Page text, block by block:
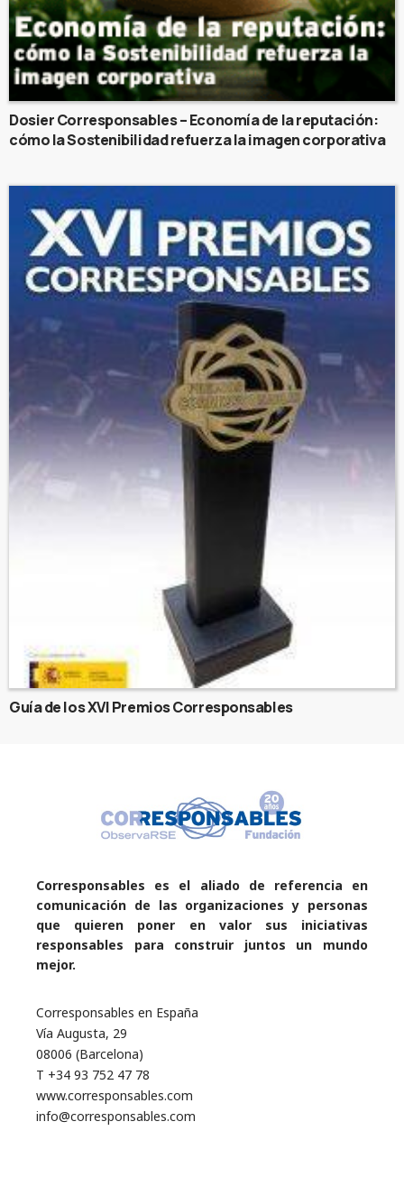
Dosier Corresponsables – Economía de la reputación:
cómo la Sostenibilidad refuerza la imagen corporativa
Guía de los XVI Premios Corresponsables
Corresponsables es el aliado de referencia en
comunicación de las organizaciones y personas
que quieren poner en valor sus iniciativas
responsables para construir juntos un mundo
mejor.
Corresponsables en España
Vía Augusta, 29
08006 (Barcelona)
T +34 93 752 47 78
www.corresponsables.com
info@corresponsables.com